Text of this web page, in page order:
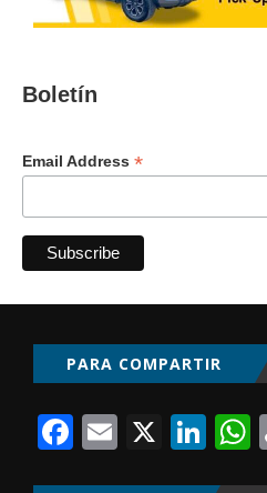
Boletín
Email Address *
PARA COMPARTIR
Facebook
Email
X